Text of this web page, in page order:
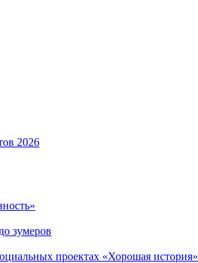
2026
зумеров
проектах «Хорошая история»